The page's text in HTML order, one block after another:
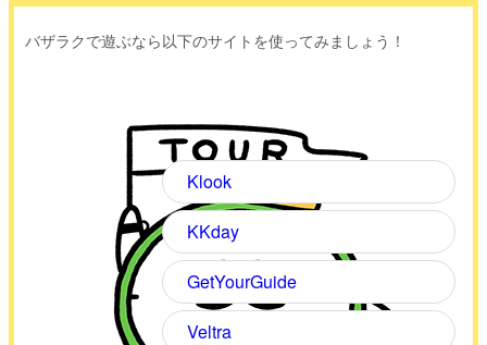
バザラクで遊ぶなら以下のサイトを使ってみましょう！
Klook
KKday
GetYourGuide
Veltra